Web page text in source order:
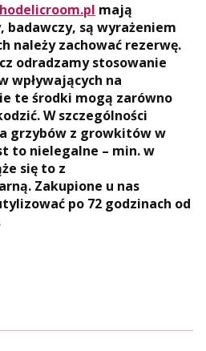
mają
są wyrażeniem
należy zachować rezerwę.
odradzamy stosowanie
wpływających na
te środki mogą zarówno
W szczególności
grzybów z growkitów w
to nielegalne – min. w
się to z
Zakupione u nas
po 72 godzinach od